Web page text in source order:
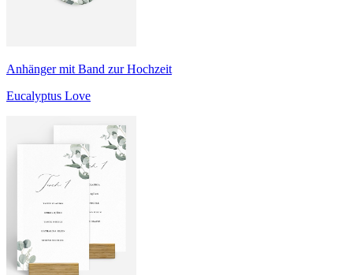
Anhänger mit Band zur Hochzeit
Eucalyptus Love